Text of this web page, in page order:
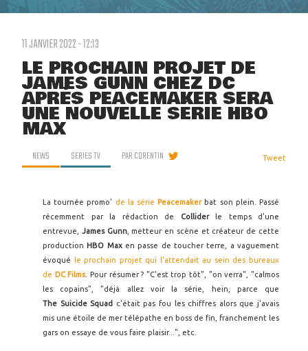
11 JANVIER 2022 - 12:13
LE PROCHAIN PROJET DE
JAMES GUNN CHEZ DC
APRÈS PEACEMAKER SERA
UNE NOUVELLE SÉRIE HBO
MAX
NEWS SERIES TV PARCORENTIN Tweet
La tournée promo' de la sériePeacemakerbat son plein. Passé
récemment par la rédaction de
Colliderle temps d'une
entrevue, James Gunn, metteur en scène et créateur de cette
production HBO Maxen passe de toucher terre, a vaguement
évoqué le prochain projet qui l'attendait au sein des bureaux
de DC Films. Pour résumer ? "C'est trop tôt", "on verra", "calmos
les copains", "déjà allez voir la série, hein, parce que
The Suicide Squad
c'était pas fou les chiffres alors que j'avais
mis une étoile de mer télépathe en boss de fin, franchement les
gars on essaye de vous faire plaisir...", etc.